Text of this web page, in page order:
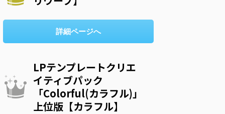
詳細ページへ
LPテンプレートクリエ
イティブパック
「Colorful(カラフル)」
上位版【カラフル】